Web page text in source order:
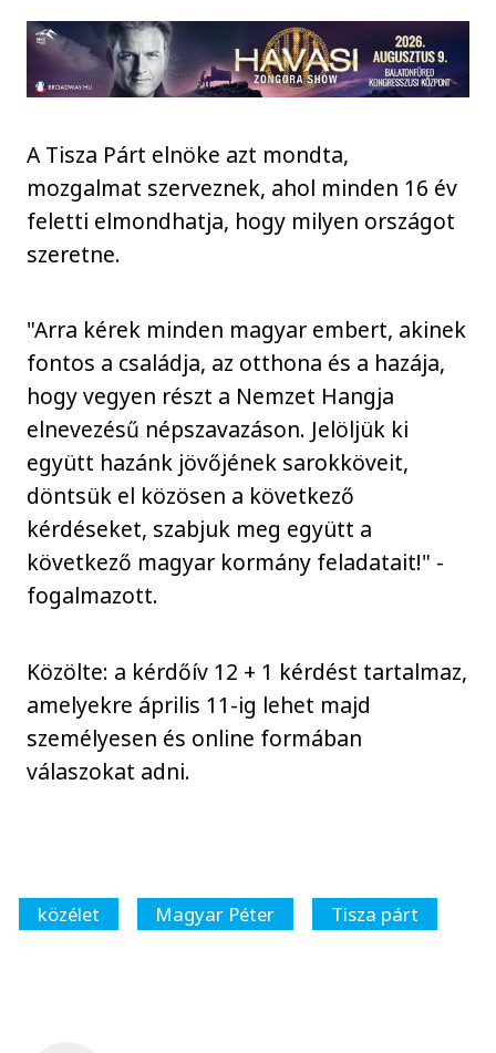
A Tisza Párt elnöke azt mondta,
mozgalmat szerveznek, ahol minden 16 év
feletti elmondhatja, hogy milyen országot
szeretne.
"Arra kérek minden magyar embert, akinek
fontos a családja, az otthona és a hazája,
hogy vegyen részt a Nemzet Hangja
elnevezésű népszavazáson. Jelöljük ki
együtt hazánk jövőjének sarokköveit,
döntsük el közösen a következő
kérdéseket, szabjuk meg együtt a
következő magyar kormány feladatait!" -
fogalmazott.
Közölte: a kérdőív 12 + 1 kérdést tartalmaz,
amelyekre április 11-ig lehet majd
személyesen és online formában
válaszokat adni.
közélet Magyar Péter Tisza párt